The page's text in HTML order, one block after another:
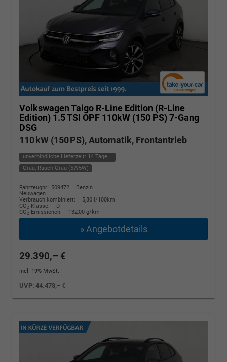
Volkswagen Taigo R-Line Edition (R-Line
Edition) 1.5 TSI OPF 110kW (150 PS) 7-Gang
DSG
110 kW (150 PS), Automatik, Frontantrieb
unverbindliche Lieferzeit: 14 Tage
Grau, Rauch Grau (5W5W)
Fahrzeugnr.: 509472
Benzin
Neuwagen
Verbrauch kombiniert:
5,80 l/100km
CO2-Klasse:
D
CO2-Emissionen: 132,00 g/km
» Angebotdetails
29.390,– €
incl. 19% MwSt.
UVP:44.478,– €